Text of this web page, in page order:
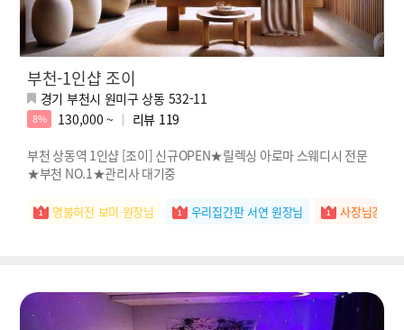
부천-1인샵 조이
경기 부천시 원미구 상동 532-11
8% 130,000 ~ 리뷰 119
부천 상동역 1인샵 [조이] 신규OPEN★릴렉싱 아로마 스웨디시 전문
★부천 NO.1★관리사 대기중
명불허전 보미 원장님 우리집간판 서연 원장님 사장님강추